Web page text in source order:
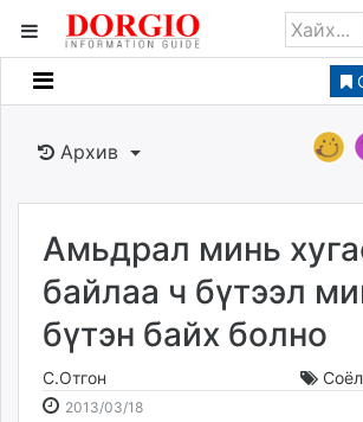
Мэдээллийн
Банк санхүү
Бизнес ААН
Төрийн
Нийслэлийн
dorgio.mn
Gogo.mn
caak.mn
Архив
Амьдрал минь
байлаа ч бүтээл
бүтэн байх болно
С.Отгон
2013/03/182013-
2026-